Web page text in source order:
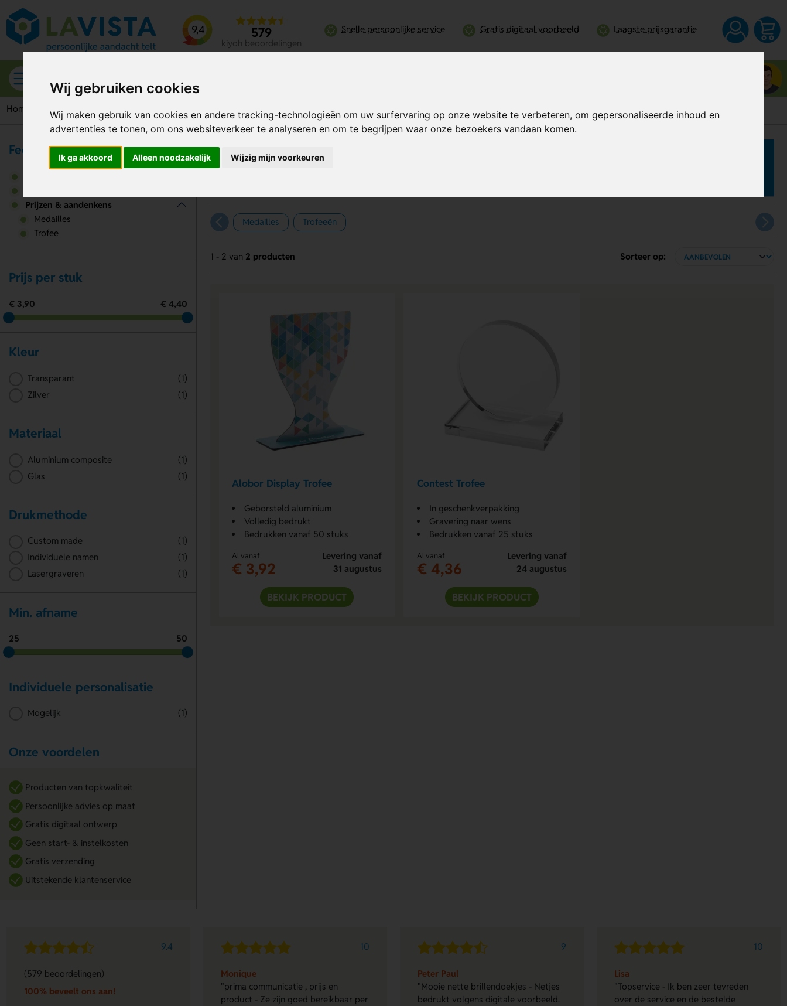
Wij gebruiken cookies
Wij maken gebruik van cookies en andere tracking-technologieën om uw surfervaring op onze website te verbeteren, om gepersonaliseerde inhoud en
advertenties te tonen, om ons websiteverkeer te analyseren en om te begrijpen waar onze bezoekers vandaan komen.
Ik ga akkoord Alleen noodzakelijk Wijzig mijn voorkeuren
9,4 579
kiyoh beoordelingen
Snelle persoonlijke service Gratis digitaal voorbeeld Laagste prijsgarantie
Alle categorieën
Home
Sportprijzen
Medailles Trofeeën
1 - 2 van 2 producten Sorteer op:
Alobor Display Trofee
Geborsteld aluminium
Volledig bedrukt
Bedrukken vanaf 50 stuks
Al vanaf
€ 3,92
Levering vanaf
31 augustus
BEKIJK PRODUCT
Contest Trofee
In geschenkverpakking
Gravering naar wens
Bedrukken vanaf 25 stuks
Al vanaf
€ 4,36
Levering vanaf
24 augustus
BEKIJK PRODUCT
Feest & Events
Prijzen & aandenkens
Medailles
Trofee
Prijs per stuk
€ 3,90 € 4,40
Kleur
Transparant
(1)
Zilver
(1)
Materiaal
Aluminium composite
(1)
Glas
(1)
Drukmethode
Custom made
(1)
Individuele namen
(1)
Lasergraveren
(1)
Min. afname
25 50
Individuele personalisatie
Mogelijk (1)
Onze voordelen
Producten van topkwaliteit
Persoonlijke advies op maat
Gratis digitaal ontwerp
Geen start- & instelkosten
Gratis verzending
Uitstekende klantenservice
9.4
(579 beoordelingen)
100% beveelt ons aan!
10
Monique
"prima communicatie , prijs en
product - Ze zijn goed bereikbaar per
9
Peter Paul
"Mooie nette brillendoekjes - Netjes
bedrukt volgens digitale voorbeeld.
10
Lisa
"Topservice - Ik ben zeer tevreden
over de service en de bestelde